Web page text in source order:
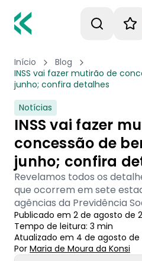
Início
Blog
INSS vai fazer mutirão de
junho; confira detalhes
Notícias
INSS vai fazer
concessão de
junho; confira
Revelamos todos os
que ocorrem em sete
agências da Previdência
Publicado em 2 de agosto de
Tempo de leitura: 3 min
Atualizado em 4 de agosto de
Por Maria de Moura da Konsi